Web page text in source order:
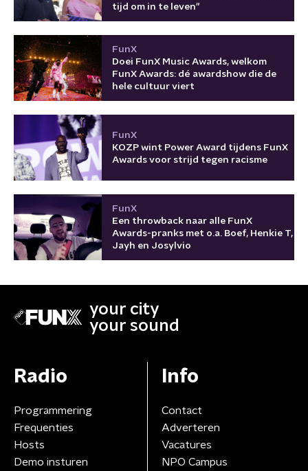
tijd om in te leven"
FunX
Doei FunX Music Awards, welkom
FunX Awards: dé awardshow die de
hele cultuur viert
FunX
KOZP wint Power Award tijdens FunX
Awards voor strijd tegen racisme
FunX
Een throwback naar alle FunX
Awards-pranks met o.a. Boef, Henkie T,
Jayh en Josylvio
your city
your sound
Radio
Programmering
Frequenties
Hosts
Demo insturen
Info
Contact
Adverteren
Vacatures
NPO Campus